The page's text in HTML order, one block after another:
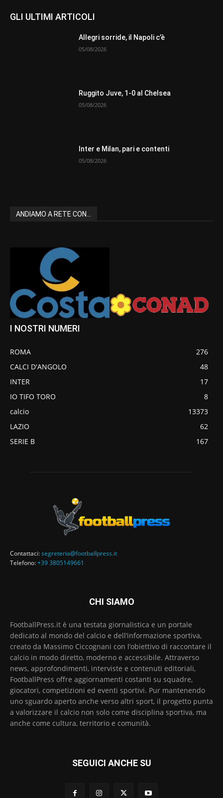
GLI ULTIMI ARTICOLI
Allegri sorride, il Napoli c’è
05/08/2026
Ruggito Juve, 1-0 al Chelsea
05/08/2026
Inter e Milan, pari e contenti
05/08/2026
ANDIAMO A RETE CON...
I NOSTRI NUMERI
ROMA
276
CALCI D'ANGOLO
48
INTER
17
IO TIFO TORO
8
calcio
13373
LAZIO
62
SERIE B
167
Contattaci:segreteria@footballpress.it
Telefono:+39 3805149661
CHI SIAMO
FootballPress.it è una testata giornalistica e un portale
dedicato al mondo del calcio e dell’informazione sportiva,
creato da Massimo Ciccognani con l’obiettivo di raccontare il
calcio in modo diretto, moderno e accessibile. Attraverso
news, approfondimenti, interviste e contenuti editoriali,
FootballPress offre aggiornamenti costanti su squadre,
giocatori, competizioni ed eventi sportivi. Pur mantenendo
uno sguardo aperto anche verso altri sport, il progetto punta
a valorizzare il calcio non solo come disciplina sportiva, ma
anche come cultura, territorio e comunità.
SEGUICI ANCHE SU